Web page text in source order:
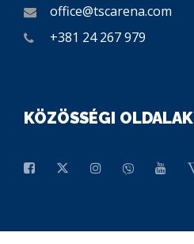
office@tscarena.com
+381 24 267 979
KÖZÖSSÉGI OLDALAK